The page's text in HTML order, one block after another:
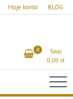
Moje konto BLOG
0
Total
0,00 zł